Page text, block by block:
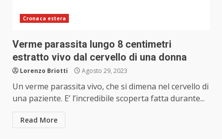
Cronaca estera
Verme parassita lungo 8 centimetri
estratto vivo dal cervello di una donna
Lorenzo Briotti Agosto 29, 2023
Un verme parassita vivo, che si dimena nel cervello di
una paziente. E’ l’incredibile scoperta fatta durante...
Read More